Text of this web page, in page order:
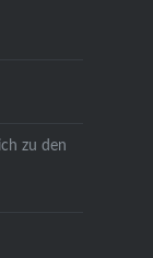
zu den